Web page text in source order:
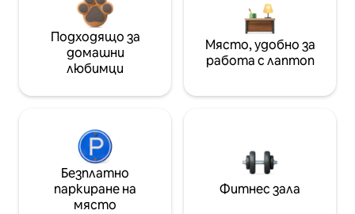
Подходящо за
домашни
любимци
Място, удобно за
работа с лаптоп
Безплатно
паркиране на
място
Фитнес зала